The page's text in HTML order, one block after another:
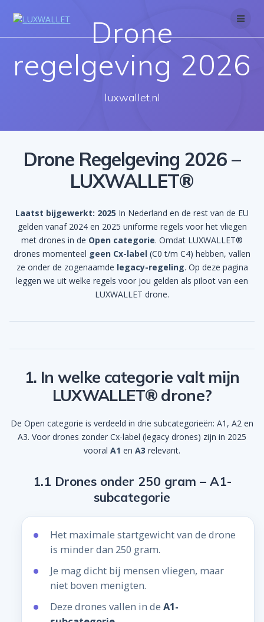
content
Drone
regelgeving 2026
luxwallet.nl
Drone Regelgeving 2026 –
LUXWALLET®
Laatst bijgewerkt: 2025 In Nederland en de rest van de EU
gelden vanaf 2024 en 2025 uniforme regels voor het vliegen
met drones in de Open categorie. Omdat LUXWALLET®
drones momenteel geen Cx-label (C0 t/m C4) hebben, vallen
ze onder de zogenaamde legacy-regeling. Op deze pagina
leggen we uit welke regels voor jou gelden als piloot van een
LUXWALLET drone.
1. In welke categorie valt mijn
LUXWALLET® drone?
De Open categorie is verdeeld in drie subcategorieën: A1, A2 en
A3. Voor drones zonder Cx-label (legacy drones) zijn in 2025
vooral A1 en A3 relevant.
1.1 Drones onder 250 gram – A1-
subcategorie
Het maximale startgewicht van de drone
is minder dan 250 gram.
Je mag dicht bij mensen vliegen, maar
niet boven menigten.
Deze drones vallen in de A1-